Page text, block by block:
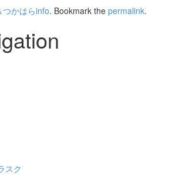
つかはらinfo. Bookmark the permalink.
スク